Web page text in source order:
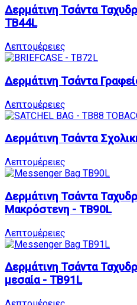
Δερμάτινη Τσάντα
TB44L
Λεπτομέρειες
Δερμάτινη Τσάντα
Λεπτομέρειες
Δερμάτινη Τσάντα
Λεπτομέρειες
Δερμάτινη Τσάντα
Μακρόστενη - TB90L
Λεπτομέρειες
Δερμάτινη Τσάντα
μεσαία - TB91L